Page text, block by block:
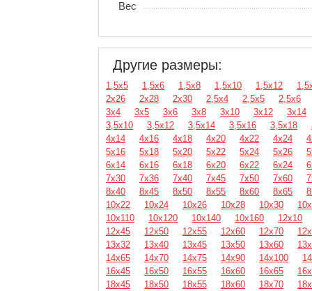
Вес
Другие размеры:
1,5х5 1,5х6 1,5х8 1,5х10 1,5х12
2х26
2х28 2х30 2,5х4 2,5х5
2,5х6
3х4
3х5 3х6 3х8 3х10 3х12
3х14
3,5х10
3,5х12 3,5х14 3,5х16 3,5х18
4х14
4х16 4х18 4х20 4х22 4х24
5х16
5х18 5х20 5х22 5х24 5х26
6х14
6х16 6х18 6х20 6х22 6х24
7х30
7х36 7х40 7х45 7х50 7х60
8х40
8х45 8х50 8х55 8х60 8х65
10х22
10х24 10х26 10х28 10х30
10х110
10х120 10х140 10х160
12х10
12х45
12х50 12х55 12х60 12х70
13х32
13х40 13х45 13х50 13х60
14х65
14х70 14х75 14х90 14х100
16х45
16х50 16х55 16х60 16х65
18х45
18х50 18х55 18х60 18х70